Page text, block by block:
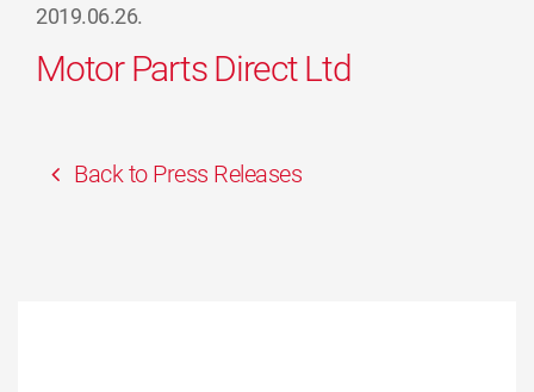
2019.06.26.
Motor Parts Direct Ltd
Back to Press Releases